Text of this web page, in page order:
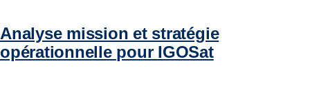
Analyse mission et stratégie
opérationnelle pour IGOSat